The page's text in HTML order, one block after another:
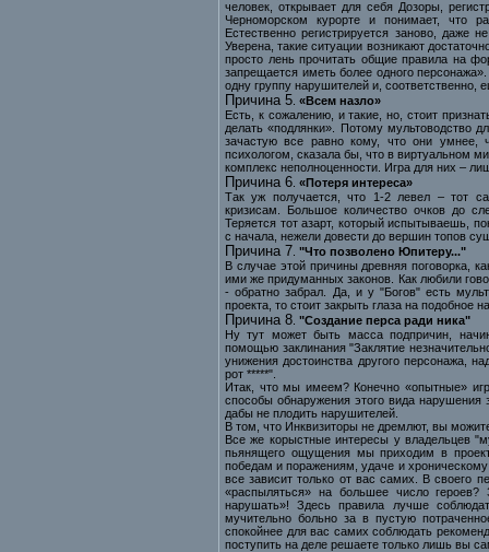
человек, открывает для себя Дозоры,
Черноморском курорте и понимает, что
Естественно регистрируется заново, даже
Уверена, такие ситуации возникают
просто лень прочитать общие правила на
запрещается иметь более одного
одну группу нарушителей и, соответственно,
Причина 5 «Всем назло»
Есть, к сожалению, и такие, но, стоит
делать «подлянки». Потому мультоводство
зачастую все равно кому, что они умнее,
психологом, сказала бы, что в виртуальном
комплекс неполноценности. Игра для них –
Причина 6 «Потеря интереса»
Так уж получается, что 1-2 левел – тот
кризисам. Большое количество очков до
Теряется тот азарт, который испытываешь,
с начала, нежели довести до вершин топов
Причина 7 "Что позволено Юпитеру..."
В случае этой причины древняя поговорка,
ими же придуманных законов. Как любили
- обратно забрал. Да, и у "Богов" есть
проекта, то стоит закрыть глаза на подобное
Причина 8 "Создание перса ради ника"
Ну тут может быть масса подпричин,
помощью заклинания "Заклятие
унижения достоинства другого персонажа,
рот *****".
Итак, что мы имеем? Конечно «опытные»
способы обнаружения этого вида
дабы не плодить нарушителей.
В том, что Инквизиторы не дремлют, вы
Все же корыстные интересы у владельцев
пьянящего ощущения мы приходим в
победам и поражениям, удаче и
все зависит только от вас самих. В своего
«распыляться» на большее число
нарушать»! Здесь правила лучше
мучительно больно за в пустую
спокойнее для вас самих соблюдать
поступить на деле решаете только лишь вы